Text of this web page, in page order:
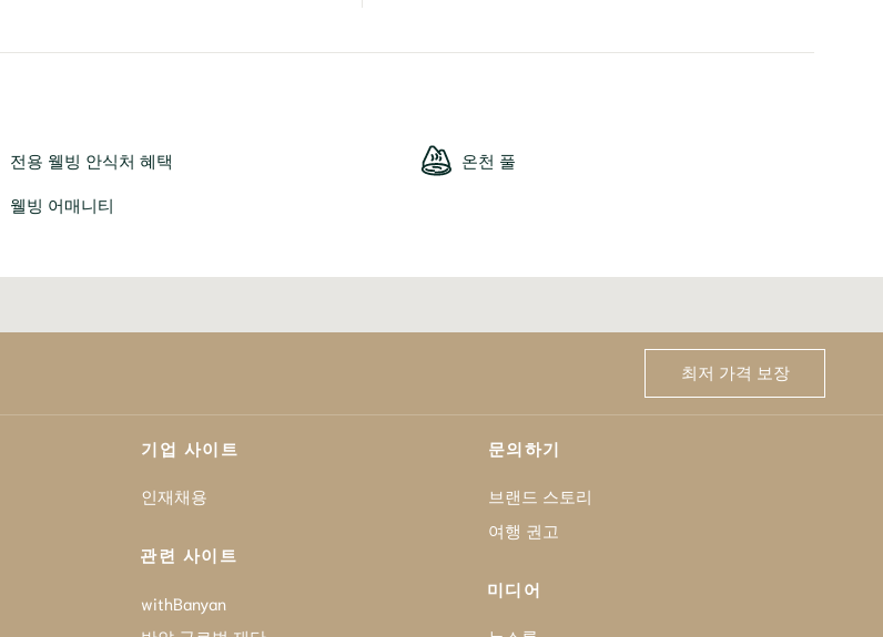
전용 웰빙 안식처 혜택
온천 풀
웰빙 어매니티
최저 가격 보장
기업 사이트
인재채용
관련 사이트
withBanyan
문의하기
브랜드 스토리
여행 권고
미디어